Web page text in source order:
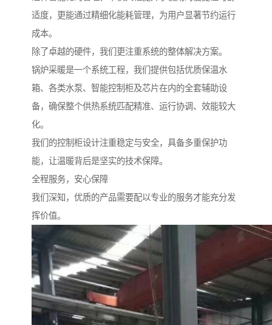
适度，更能通过精细化能耗管理，为用户显著节约运行
成本。
除了卓越的硬件，我们更注重系统的整体解决方案。
锅炉采暖是一个系统工程，我们提供包括优质保温水
箱、各类水泵、智能控制柜及芯片在内的全套辅助设
备，确保整个供热系统匹配精准、运行协调、效能较大
化。
我们的控制柜设计注重稳定与安全，具备多重保护功
能，让温暖背后是坚实的技术保障。
全程服务，安心保障
我们深知，优质的产品需要配以专业的服务才能充分发
挥价值。